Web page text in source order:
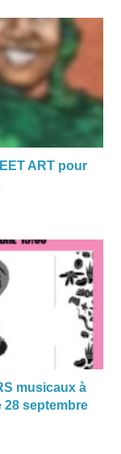
ART pour
musicaux à
28 septembre